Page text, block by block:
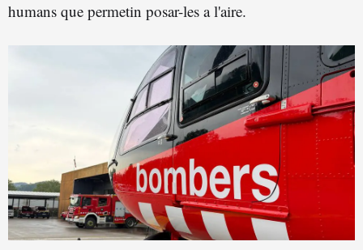
humans que permetin posar-les a l'aire.